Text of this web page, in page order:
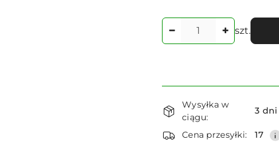
Ilość
szt.
Dostępność
i
dostawa
Wysyłka w
ciągu:
3 dni
Cena przesyłki: 17